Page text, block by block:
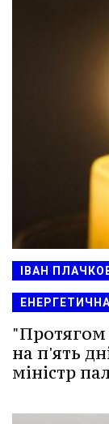
ІВАН
"Протягом
на п'ять
міністр